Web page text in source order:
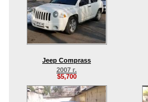
Jeep Comprass
2007 г.
$5,700